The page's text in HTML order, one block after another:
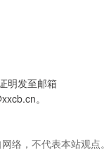
明发至邮箱
。
络，不代表本站观点。